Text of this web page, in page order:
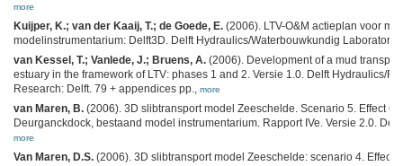
more
Kuijper, K.; van der Kaaij, T.; de Goede, E. (2006). LTV-O&M actieplan voor
modelinstrumentarium: Delft3D. Delft Hydraulics/Waterbouwkundig
van Kessel, T.; Vanlede, J.; Bruens, A. (2006). Development of a mud
estuary in the framework of LTV: phases 1 and 2. Versie 1.0. Delft Hydraulics/
Research: Delft. 79 + appendices pp., more
van Maren, B. (2006). 3D slibtransport model Zeeschelde. Scenario 5. Effect
Deurganckdock, bestaand model instrumentarium. Rapport IVe. Versie 2.0.
more
Van Maren, D.S. (2006). 3D slibtransport model Zeeschelde: scenario 4. Effect